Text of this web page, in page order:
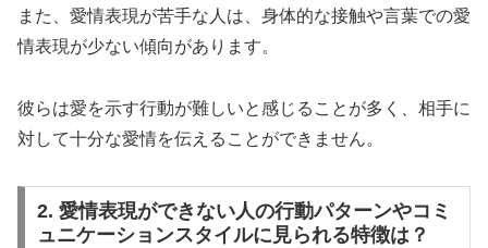
また、愛情表現が苦手な人は、身体的な接触や言葉での愛
情表現が少ない傾向があります。
彼らは愛を示す行動が難しいと感じることが多く、相手に
対して十分な愛情を伝えることができません。
2. 愛情表現ができない人の行動パターンやコミ
ュニケーションスタイルに見られる特徴は？